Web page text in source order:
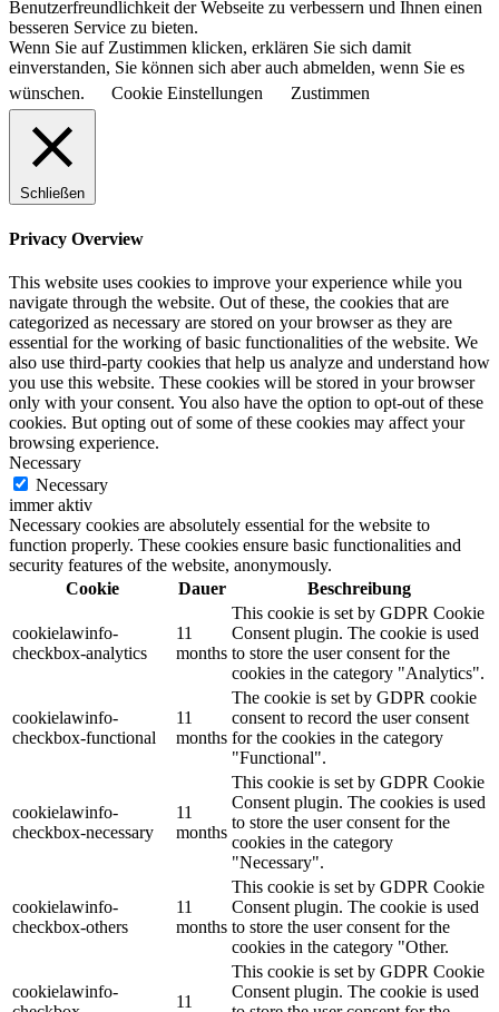
Benutzerfreundlichkeit der Webseite zu verbessern und Ihnen einen
besseren Service zu bieten.
Wenn Sie auf Zustimmen klicken, erklären Sie sich damit
einverstanden, Sie können sich aber auch abmelden, wenn Sie es
wünschen.
Cookie Einstellungen Zustimmen
Schließen
Privacy Overview
This website uses cookies to improve your experience while you
navigate through the website. Out of these, the cookies that are
categorized as necessary are stored on your browser as they are
essential for the working of basic functionalities of the website. We
also use third-party cookies that help us analyze and understand how
you use this website. These cookies will be stored in your browser
only with your consent. You also have the option to opt-out of these
cookies. But opting out of some of these cookies may affect your
browsing experience.
Necessary
Necessary
immer aktiv
Necessary cookies are absolutely essential for the website to
function properly. These cookies ensure basic functionalities and
security features of the website, anonymously.
Cookie
Dauer Beschreibung
cookielawinfo-
checkbox-analytics
11
months
This cookie is set by GDPR Cookie
Consent plugin. The cookie is used
to store the user consent for the
cookies in the category "Analytics".
cookielawinfo-
checkbox-functional
11
months
The cookie is set by GDPR cookie
consent to record the user consent
for the cookies in the category
"Functional".
cookielawinfo-
checkbox-necessary
11
months
This cookie is set by GDPR Cookie
Consent plugin. The cookies is used
to store the user consent for the
cookies in the category
"Necessary".
cookielawinfo-
checkbox-others
11
months
This cookie is set by GDPR Cookie
Consent plugin. The cookie is used
to store the user consent for the
cookies in the category "Other.
cookielawinfo-
11
This cookie is set by GDPR Cookie
Consent plugin. The cookie is used